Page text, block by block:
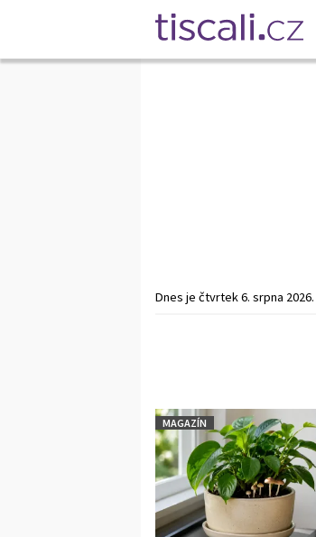
Dnes je čtvrtek6. srpna 2026.
MAGAZÍN